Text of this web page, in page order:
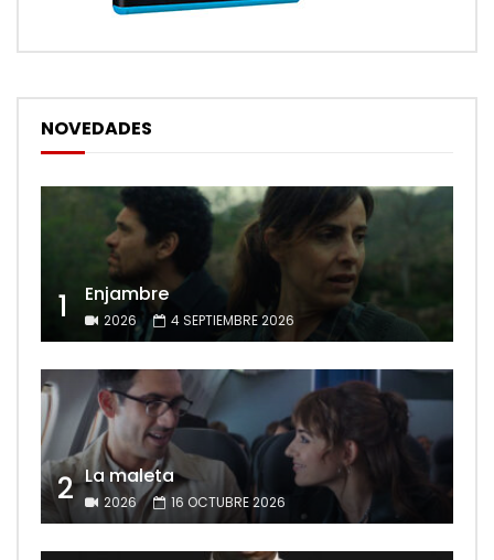
NOVEDADES
1 Enjambre
2026 4 SEPTIEMBRE 2026
2 La maleta
2026 16 OCTUBRE 2026